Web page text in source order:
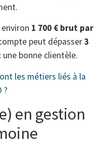
1 700 € brut par
peut dépasser3
bonne clientèle.
les métiers liés à la
?
en gestion